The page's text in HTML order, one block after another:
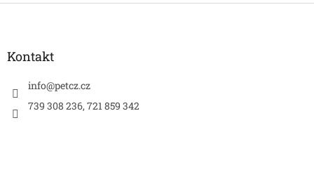
Z
Kontakt
info@petcz.cz
739 308 236, 721 859 342